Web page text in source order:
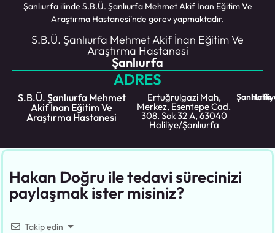
Şanlıurfa ilinde S.B.Ü. Şanlıurfa Mehmet Akif İnan Eğitim Ve
Araştırma Hastanesi'nde görev yapmaktadır.
S.B.Ü. Şanlıurfa Mehmet Akif İnan Eğitim Ve
Araştırma Hastanesi
Şanlıurfa
ADRES
S.B.Ü. Şanlıurfa Mehmet
Akif İnan Eğitim Ve
Araştırma Hastanesi
Ertuğrulgazi Mah,
Merkez, Esentepe Cad.
308. Sok 32 A, 63040
Haliliye/Şanlıurfa
Şanlıurfa
Hakan Doğru ile tedavi sürecinizi
paylaşmak ister misiniz?
Takip edin